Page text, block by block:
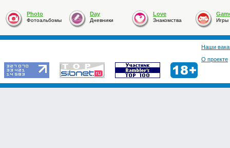
Photo
Фотоальбомы
Day
Дневники
Love
Знакомства Игры
Наши
О проекте